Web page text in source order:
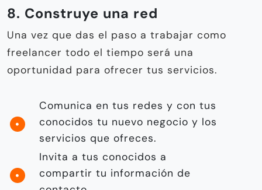
8. Construye una red
Una vez que das el paso a trabajar como
freelancer todo el tiempo será una
oportunidad para ofrecer tus servicios.
Comunica en tus redes y con tus
conocidos tu nuevo negocio y los
servicios que ofreces.
Invita a tus conocidos a
compartir tu información de